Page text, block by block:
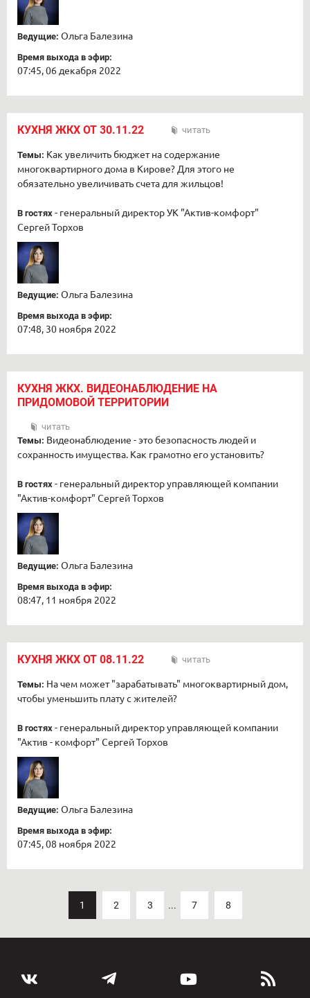
Ведущие: Ольга Балезина
Время выхода в эфир:
07:45, 06 декабря 2022
КУХНЯ ЖКХ ОТ 30.11.22 читать
Темы: Как увеличить бюджет на содержание
многоквартирного дома в Кирове? Для этого не
обязательно увеличивать счета для жильцов!
В гостях - генеральный директор УК "Актив-комфорт"
Сергей Торхов
Ведущие: Ольга Балезина
Время выхода в эфир:
07:48, 30 ноября 2022
КУХНЯ ЖКХ. ВИДЕОНАБЛЮДЕНИЕ НА
ПРИДОМОВОЙ ТЕРРИТОРИИ
читать
Темы: Видеонаблюдение - это безопасность людей и
сохранность имущества. Как грамотно его установить?
В гостях - генеральный директор управляющей компании
"Актив-комфорт" Сергей Торхов
Ведущие: Ольга Балезина
Время выхода в эфир:
08:47, 11 ноября 2022
КУХНЯ ЖКХ ОТ 08.11.22 читать
Темы: На чем может "зарабатывать" многоквартирный дом,
чтобы уменьшить плату с жителей?
В гостях - генеральный директор управляющей компании
"Актив - комфорт" Сергей Торхов
Ведущие: Ольга Балезина
Время выхода в эфир:
07:45, 08 ноября 2022
1 2 3 ... 7 8